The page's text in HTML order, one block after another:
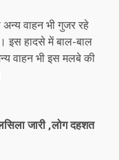
वाहन भी गुजर रहे
इस हादसे में बाल-बाल
वाहन भी इस मलबे की
जारी ,लोग दहशत